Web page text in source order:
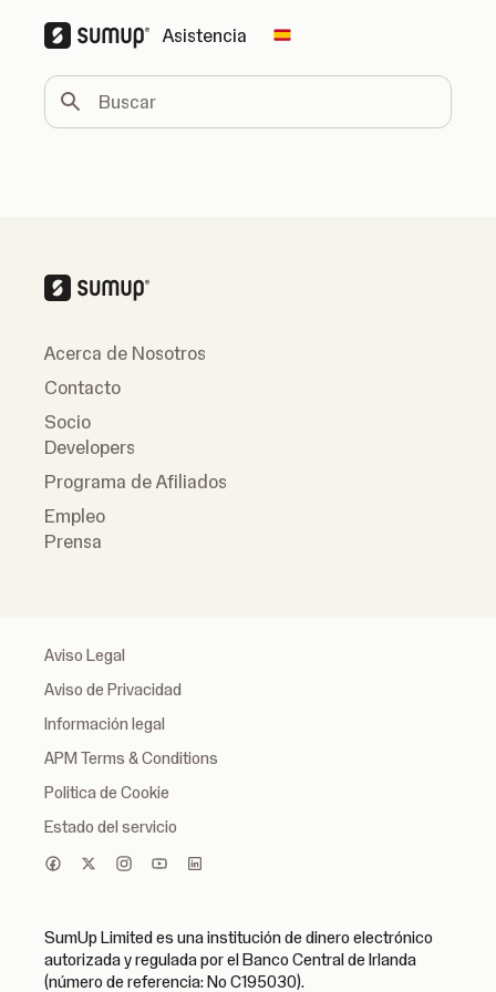
Asistencia Change country
Buscar
Acerca de Nosotros
Contacto
Socio
Developers
Programa de Afiliados
Empleo
Prensa
Aviso Legal
Aviso de Privacidad
Información legal
APM Terms & Conditions
Politica de Cookie
Estado del servicio
SumUp Limited es una institución de dinero electrónico
autorizada y regulada por el Banco Central de Irlanda
(número de referencia: No C195030).